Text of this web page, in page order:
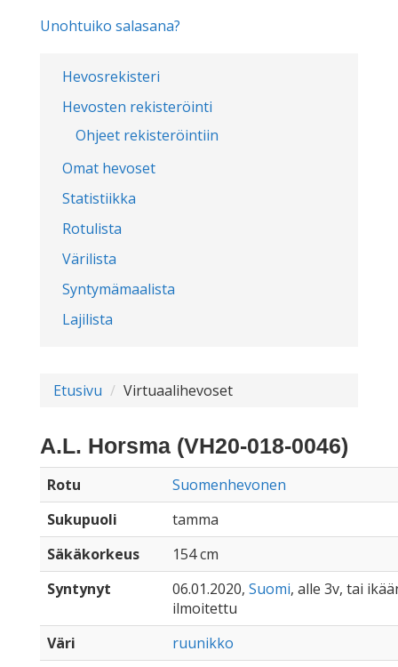
Hevosrekisteri
Hevosten rekisteröinti
Ohjeet rekisteröintiin
Omat hevoset
Statistiikka
Rotulista
Värilista
Syntymämaalista
Lajilista
Unohtuiko salasana?
Etusivu Virtuaalihevoset
A.L. Horsma (VH20-018-0046)
Rotu
Suomenhevonen
Sukupuoli
tamma
Säkäkorkeus
154 cm
Syntynyt
06.01.2020, Suomi, alle 3v, tai
ilmoitettu
Väri
ruunikko